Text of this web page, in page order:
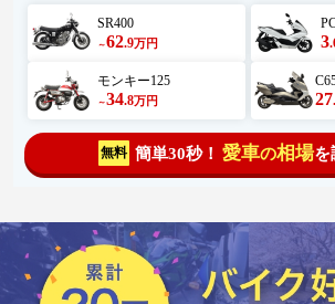
SR400
～62.9万円 3
モンキー125
～34.8万円 27
無料 簡単30秒！ 愛車の相場を